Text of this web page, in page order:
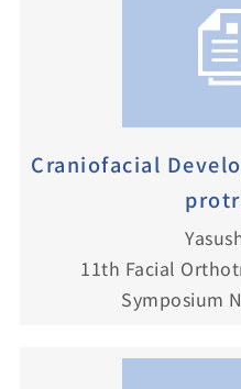
Craniofacial
11th Facial
Symposium